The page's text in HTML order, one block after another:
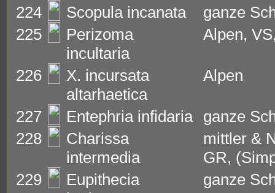
224 Scopula incanata
ganze
225
Perizoma
incultaria
Alpen,
226
X. incursata
altarhaetica
Alpen
227 Entephria infidaria ganze
228
Charissa
intermedia
mittler &
GR,
229
Eupithecia
ganze